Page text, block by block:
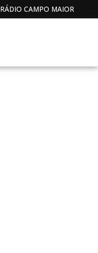
RÁDIO CAMPO MAIOR